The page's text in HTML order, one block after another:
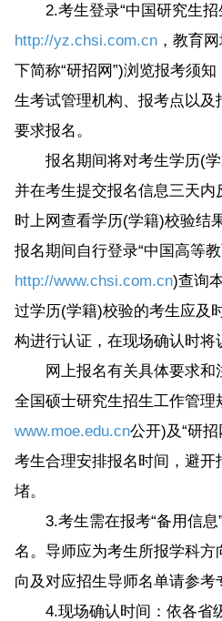
2.考生登录“中国研究生招
http://yz.chsi.com.cn，教育网
下简称“研招网”)浏览报考须
生考试管理机构、报考点以
要求报名。
报名期间将对考生学历(学
并在考生提交报名信息三天
时上网查看学历(学籍)校验结
报名期间自行登录“中国高等
http://www.chsi.com.cn)查询
过学历(学籍)校验的考生应及
构进行认证，在现场确认时将
网上报名有关具体要求和
全国硕士研究生招生工作管理
www.moe.edu.cn公开)及“研
考生合理安排报名时间，避开
堵。
3.考生需在报考“备用信息
名。导师应为考生所报学科
向及对应招生导师名单请参考
4.现场确认时间：依各省